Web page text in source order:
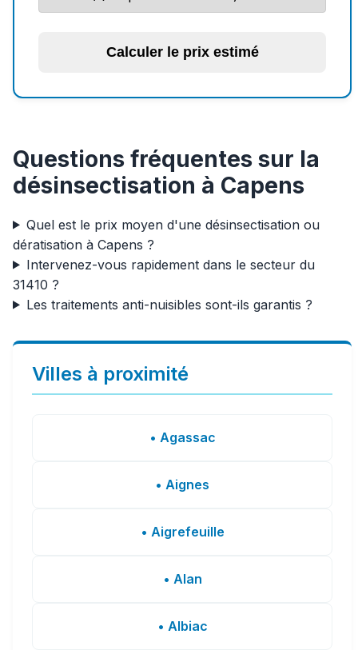
Calculer le prix estimé
Questions fréquentes sur la
désinsectisation à Capens
Quel est le prix moyen d'une désinsectisation ou
dératisation à Capens ?
Intervenez-vous rapidement dans le secteur du
31410 ?
Les traitements anti-nuisibles sont-ils garantis ?
Villes à proximité
• Agassac
• Aignes
• Aigrefeuille
• Alan
• Albiac